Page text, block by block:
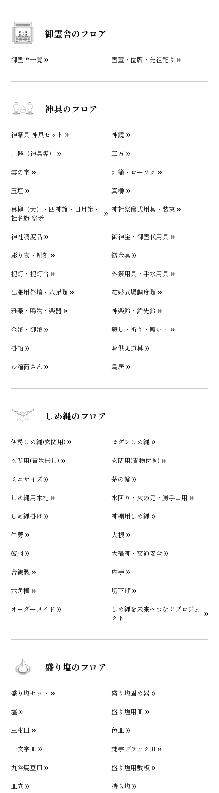
御霊舎のフロア
御霊舎一覧 霊璽・位牌・先祖祀り
神具のフロア
神祭具 神具セット
神鏡
土器（神具等）
三方
雲の字
灯籠・ローソク
玉垣
真榊
真榊（大）・四神旗・日月旗・
社名旗 祭矛
神社祭儀式用具・装束
神社調度品
御神宝・御霊代用具
彫り物・彫刻
錺金具
提灯・提灯台
外祭用具・手水用具
出張用祭壇・八足類
結婚式場調度類
雅楽・鳴物・楽器
神楽鈴・鉾先鈴
金幣・御幣
癒し・祈り・願い…
掛軸
お供え道具
お稲荷さん
鳥居
しめ縄のフロア
伊勢しめ縄(玄関用)
モダンしめ縄
玄関用(青物無し)
玄関用(青物付き)
ミニサイズ
茅の輪
しめ縄用木札
水回り・火の元・勝手口用
しめ縄掛け
神棚用しめ縄
牛蒡
大根
鼓胴
大福神・交通安全
合繊製
麻苧
六角棒
切下げ
オーダーメイド
しめ縄を未来へつなぐプロジェ
クト
盛り塩のフロア
盛り塩セット
盛り塩固め器
塩
盛り塩用皿
三柑皿
色皿
一文字皿
梵字ブラック皿
九谷焼豆皿
盛り塩用敷板
皿立
持ち塩